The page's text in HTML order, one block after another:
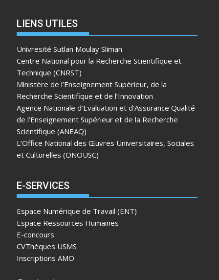
LIENS UTILES
Univresité Sutlan Moulay Sliman
Centre National pour la Recherche Scientifique et
Technique (CNRST)
Ministère de l’Enseignement Supérieur, de la
Recherche Scientifique et de l’Innovation
Agence Nationale d’Evaluation et d’Assurance Qualité
de l’Enseignement Supérieur et de la Recherche
Scientifique (ANEAQ)
L’Office National des Œuvres Universitaires, Sociales
et Culturelles (ONOUSC)
E-SERVICES
Espace Numérique de Travail (ENT)
Espace Ressources Humaines
E-concours
CVThèques USMS
Inscriptions AMO